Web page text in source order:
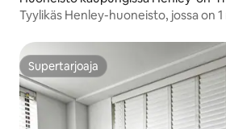
Tyylikäs Henley-huoneisto, jossa on
Supertarjoaja
Supertarjoaja